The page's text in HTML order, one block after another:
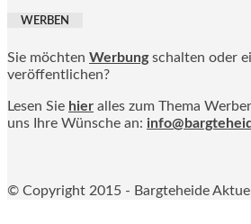
WERBEN
Sie möchten Werbung schalten oder
veröffentlichen?
Lesen Sie hier alles zum Thema
uns Ihre Wünsche an:
© Copyright 2015 - Bargteheide